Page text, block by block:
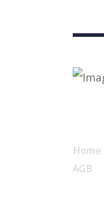
Home
AGB